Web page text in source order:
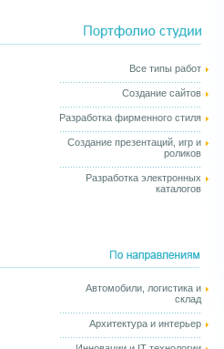
Все типы работ
Создание сайтов
Разработка фирменного стиля
Создание презентаций, игр и
роликов
Разработка электронных
каталогов
Автомобили, логистика и
склад
Архитектура и интерьер